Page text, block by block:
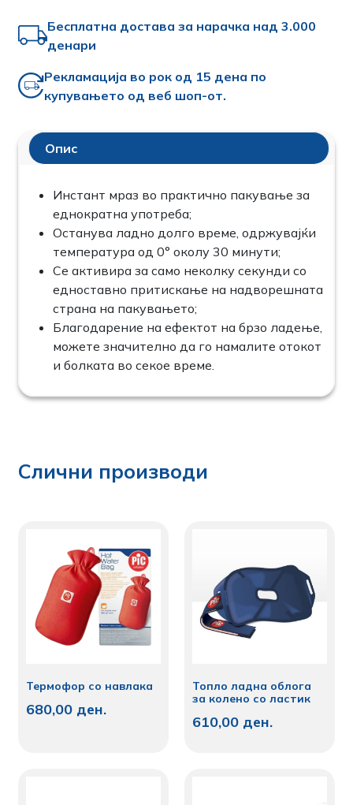
Бесплатна достава за нарачка над 3.000
денари
Рекламација во рок од 15 дена по
купувањето од веб шоп-от.
Опис
Инстант мраз во практично пакување за
еднократна употреба;
Останува ладно долго време, одржувајќи
температура од 0° околу 30 минути;
Се активира за само неколку секунди со
едноставно притискање на надворешната
страна на пакувањето;
Благодарение на ефектот на брзо ладење,
можете значително да го намалите отокот
и болката во секое време.
Слични производи
Термофор со навлака
680,00 ден.
Топло ладна облога
за колено со ластик
610,00 ден.